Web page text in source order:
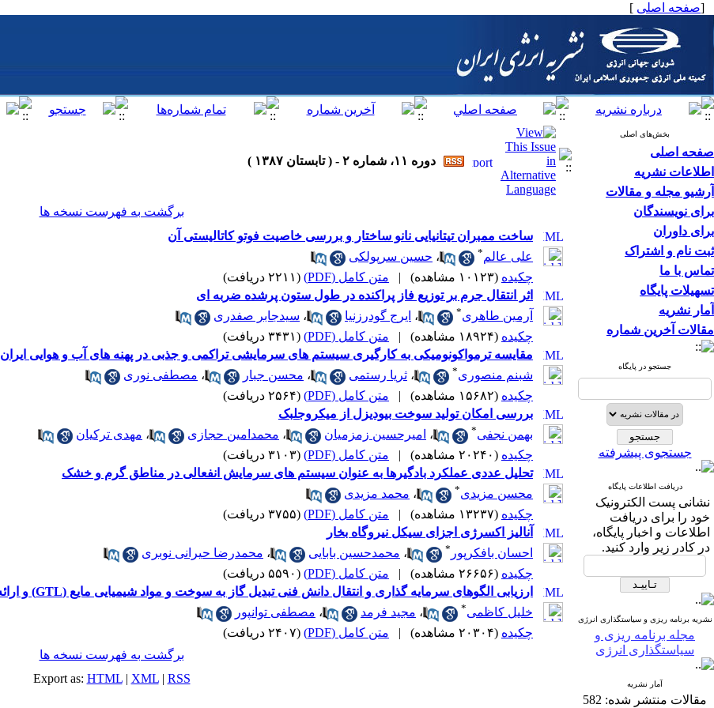
[صفحه اصلی ]
بخش‌های اصلی
صفحه اصلی
اطلاعات نشریه
آرشیو مجله و مقالات
برای نویسندگان
برای داوران
ثبت نام و اشتراک
تماس با ما
تسهیلات پایگاه
آمار نشریه
مقالات آخرین شماره
جستجو در پایگاه
جستجوی پیشرفته
دریافت اطلاعات پایگاه
نشانی پست الکترونیک
خود را برای دریافت
اطلاعات و اخبار پایگاه،
در کادر زیر وارد کنید.
نشریه برنامه ریزی و سیاستگذاری انرژی
مجله برنامه ریزی و
سیاستگذاری انرژی
آمار نشریه
مقالات منتشر شده: 582
دوره ۱۱، شماره ۲ - ( تابستان ۱۳۸۷ )
برگشت به فهرست نسخه ها
ساخت ممبران تیتانیایی نانو ساختار و بررسی خاصیت فوتو کاتالیستی آن
علی عالم * ، حسین سرپولکی
چکیده (۱۰۱۲۳ مشاهده) | متن کامل (PDF)
(۲۲۱۱ دریافت)
اثر انتقال جرم بر توزیع فاز پراکنده در طول ستون پرشده ضربه ای
آرمین طاهری* ، ایرج گودرزنیا ، سیدجابر صفدری
چکیده (۱۸۹۲۴ مشاهده) | متن کامل (PDF)
(۳۴۳۱ دریافت)
مقایسه ترمواکونومیکی به کارگیری سیستم های سرمایشی تراکمی و جذبی در پهنه های آب و هوایی ایران
شبنم منصوری* ، ثریا رستمی ، محسن جبار ، مصطفی نوری
چکیده (۱۵۶۸۲ مشاهده) | متن کامل (PDF)
(۲۵۶۴ دریافت)
بررسی امکان تولید سوخت بیودیزل از میکروجلبک
بهمن نجفی* ، امیرحسین زمزمیان ، محمدامین حجازی ، مهدی ترکیان
چکیده (۲۰۲۴۰ مشاهده) | متن کامل (PDF)
(۳۱۰۳ دریافت)
تحلیل عددی عملکرد بادگیرها به عنوان سیستم های سرمایش انفعالی در مناطق گرم و خشک
محسن مزیدی* ، محمد مزیدی
چکیده (۱۳۲۳۷ مشاهده) | متن کامل (PDF)
(۳۷۵۵ دریافت)
آنالیز اکسرژی اجزای سیکل نیروگاه بخار
احسان بافکرپور * ، محمدحسین بابایی ، محمدرضا حیرانی نوبری
چکیده (۲۶۶۵۶ مشاهده) | متن کامل (PDF)
(۵۵۹۰ دریافت)
ارزیابی الگوهای سرمایه گذاری و انتقال دانش فنی تبدیل گاز به سوخت و مواد شیمیایی مایع (GTL) و ارائه راهکارهای اجرایی آن
خلیل کاظمی* ، مجید فرمد ، مصطفی توانپور
چکیده (۲۰۳۰۴ مشاهده) | متن کامل (PDF)
(۲۴۰۷ دریافت)
برگشت به فهرست نسخه ها
Export as: HTML| XML| RSS